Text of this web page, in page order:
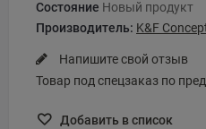
Состояние Новый продукт
Производитель: K&F
Напишите свой отзыв
Товар под спецзаказ по
Добавить в список